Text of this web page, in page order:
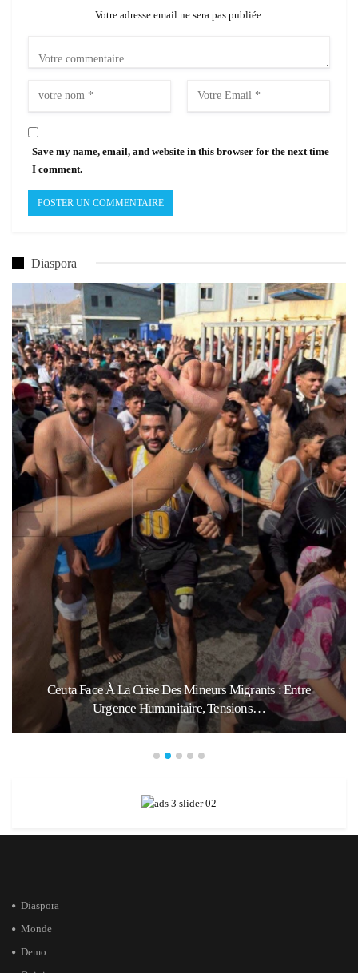
Votre adresse email ne sera pas publiée.
Save my name, email, and website in this browser for the next time
I comment.
Diaspora
Ceuta Face À La Crise Des Mineurs Migrants : Entre
Urgence Humanitaire, Tensions…
Diaspora
Monde
Demo